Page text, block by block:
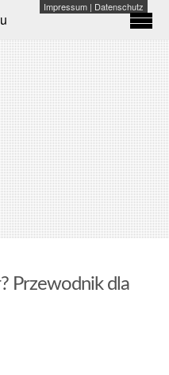
Impressum | Datenschutz
Przewodnik dla